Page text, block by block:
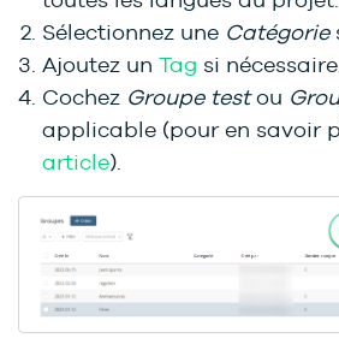
Sélectionnez une Catégorie
Ajoutez un Tag si nécessaire.
Cochez Groupe testou
applicable (pour en savoir
article).